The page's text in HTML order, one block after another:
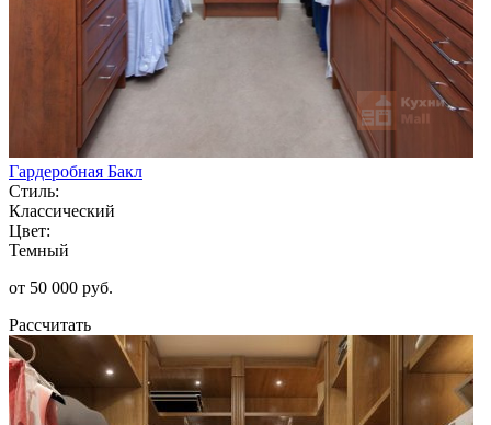
Гардеробная Бакл
Стиль:
Классический
Цвет:
Темный
от 50 000 руб.
Рассчитать